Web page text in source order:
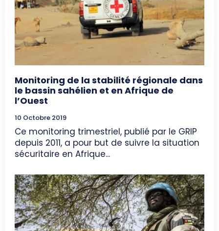
Monitoring de la stabilité régionale dans
le bassin sahélien et en Afrique de
l’Ouest
10 Octobre 2019
Ce monitoring trimestriel, publié par le GRIP
depuis 2011, a pour but de suivre la situation
sécuritaire en Afrique...